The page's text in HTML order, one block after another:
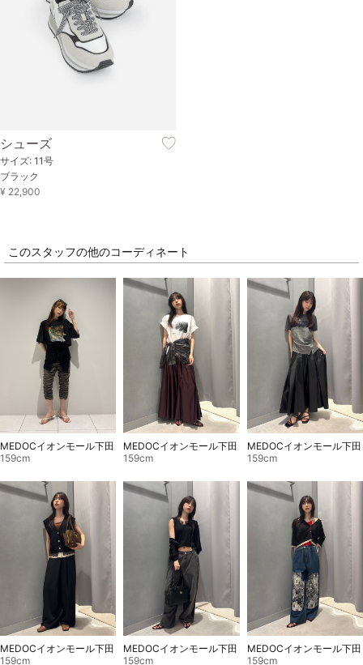
シューズ
サイズ: 11号
ブラック
¥ 22,900
このスタッフの他のコーディネート
MEDOCイオンモール下田
159cm
MEDOCイオンモール下田
159cm
MEDOCイオンモール下田
159cm
MEDOCイオンモール下田
159cm
MEDOCイオンモール下田
159cm
MEDOCイオンモール下田
159cm